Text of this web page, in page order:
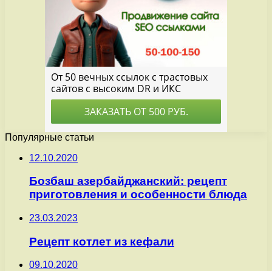
Популярные статьи
12.10.2020
Бозбаш азербайджанский: рецепт
приготовления и особенности блюда
23.03.2023
Рецепт котлет из кефали
09.10.2020